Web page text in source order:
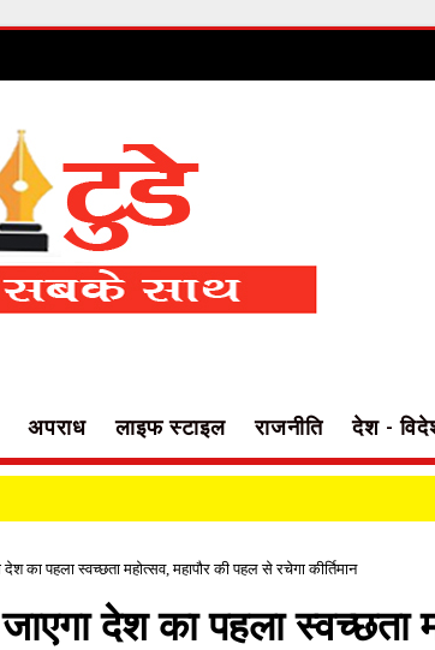
अपराध लाइफ स्टाइल राजनीति देश -
का पहला स्वच्छता महोत्सव, महापौर की पहल से रचेगा कीर्तिमान
देश का पहला स्वच्छता